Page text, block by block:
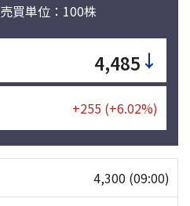
売買単位：100株
4,485 ↓
+255 (+6.02%)
4,300 (09:00)